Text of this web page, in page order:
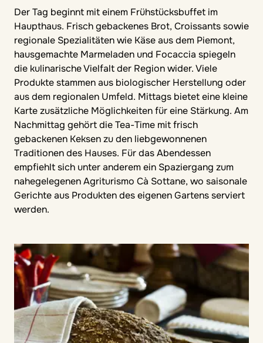
Der Tag beginnt mit einem Frühstücksbuffet im
Haupthaus. Frisch gebackenes Brot, Croissants sowie
regionale Spezialitäten wie Käse aus dem Piemont,
hausgemachte Marmeladen und Focaccia spiegeln
die kulinarische Vielfalt der Region wider. Viele
Produkte stammen aus biologischer Herstellung oder
aus dem regionalen Umfeld. Mittags bietet eine kleine
Karte zusätzliche Möglichkeiten für eine Stärkung. Am
Nachmittag gehört die Tea-Time mit frisch
gebackenen Keksen zu den liebgewonnenen
Traditionen des Hauses. Für das Abendessen
empfiehlt sich unter anderem ein Spaziergang zum
nahegelegenen Agriturismo Cà Sottane, wo saisonale
Gerichte aus Produkten des eigenen Gartens serviert
werden.